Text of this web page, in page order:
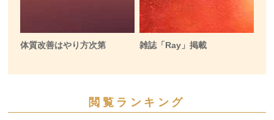
体質改善はやり方次第 雑誌「Ray」掲載
閲覧ランキング